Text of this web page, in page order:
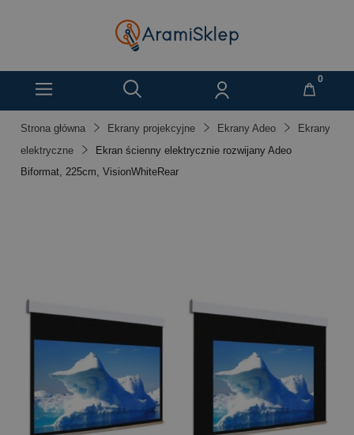
Strona główna Ekrany projekcyjne Ekrany Adeo
Ekrany
elektryczne
Ekran ścienny elektrycznie rozwijany Adeo
Biformat, 225cm, VisionWhiteRear